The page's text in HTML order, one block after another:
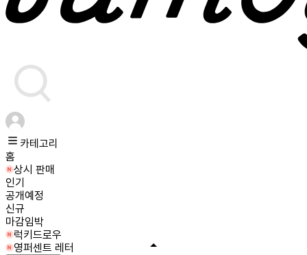
카테고리
홈
상시 판매
인기
공개예정
신규
마감임박
럭키드로우
영퍼센트 레터